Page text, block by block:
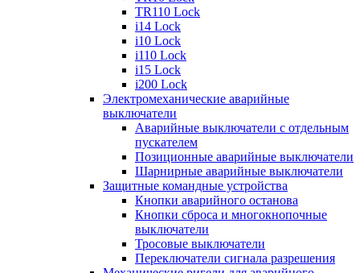
TR110 Lock
i14 Lock
i10 Lock
i110 Lock
i15 Lock
i200 Lock
Электромеханические аварийные
выключатели
Аварийные выключатели с отдельным
пускателем
Позиционные аварийные выключатели
Шарнирные аварийные выключатели
Защитные командные устройства
Кнопки аварийного останова
Кнопки сброса и многокнопочные
выключатели
Тросовые выключатели
Переключатели сигнала разрешения